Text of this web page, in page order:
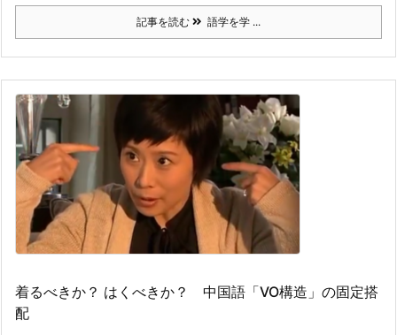
記事を読む 語学を学 ...
着るべきか？ はくべきか？ 中国語「VO構造」の固定搭
配